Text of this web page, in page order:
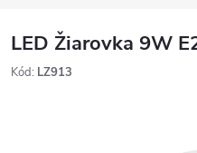
LED Žiarovka 9W
Kód: LZ913